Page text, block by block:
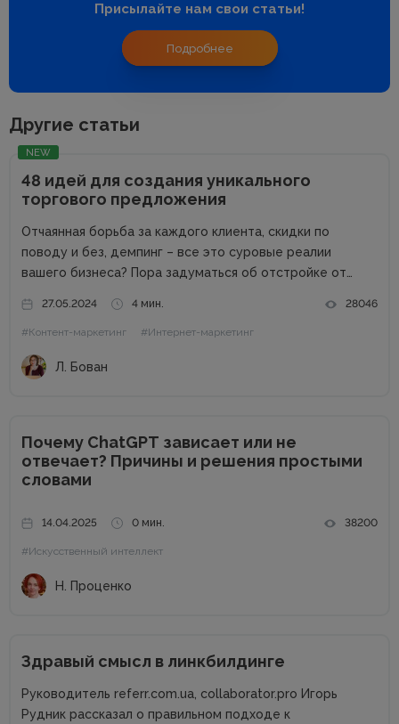
Присылайте нам свои статьи!
Подробнее
Другие статьи
NEW
48 идей для создания уникального
торгового предложения
Отчаянная борьба за каждого клиента, скидки по
поводу и без, демпинг – все это суровые реалии
вашего бизнеса? Пора задуматься об отстройке от
как выделиться среди аналогичных компаний, привлечь
внимание к продуктам...
27.05.2024 4 мин. 28046
#Контент-маркетинг #Интернет-маркетинг
Л. Бован
Почему ChatGPT зависает или не
отвечает? Причины и решения простыми
словами
14.04.2025 0 мин. 38200
#Искусственный интеллект
Н. Проценко
Здравый смысл в линкбилдинге
Руководитель referr.com.ua, collaborator.pro Игорь
Рудник рассказал о правильном подходе к